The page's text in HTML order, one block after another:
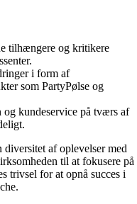
tilhængere og kritikere
i form af
som PartyPølse og
kundeservice på tværs af
diversitet af oplevelser med
til at fokusere på
trivsel for at opnå succes i